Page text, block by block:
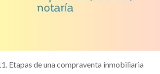
Etapas de una compraventa inmobiliaria